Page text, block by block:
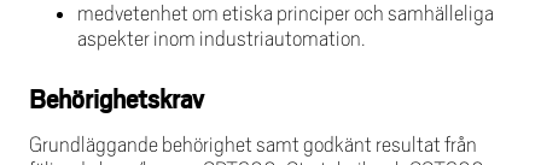
medvetenhet om etiska principer och samhälleliga
aspekter inom industriautomation.
Behörighetskrav
Grundläggande behörighet samt godkänt resultat från